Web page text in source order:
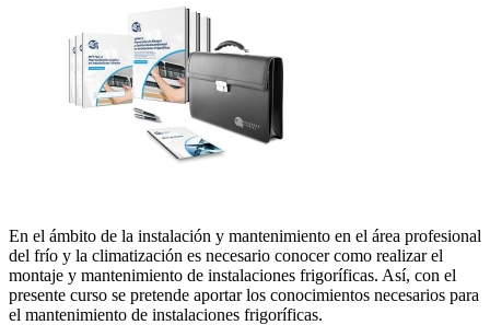
En el ámbito de la instalación y mantenimiento en el área profesional
del frío y la climatización es necesario conocer como realizar el
montaje y mantenimiento de instalaciones frigoríficas. Así, con el
presente curso se pretende aportar los conocimientos necesarios para
el mantenimiento de instalaciones frigoríficas.